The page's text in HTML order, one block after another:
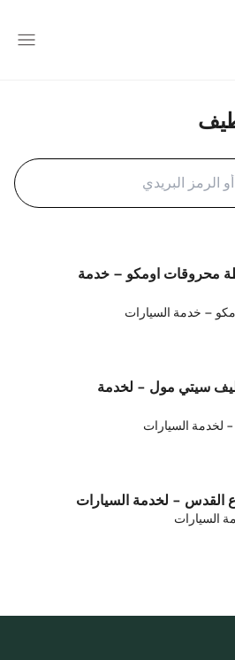
محروقات اومكو – خدمة
– خدمة السيارات
سيتي مول - لخدمة
لخدمة السيارات
- لخدمة السيارات
السيارات